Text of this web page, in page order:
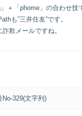
」＋「phome」の合わせ技
も”三井住友”です。
欺メールですね。
No-329(文字列)